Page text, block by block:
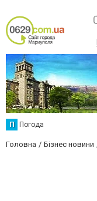
П Погода
Головна Бізнес новини